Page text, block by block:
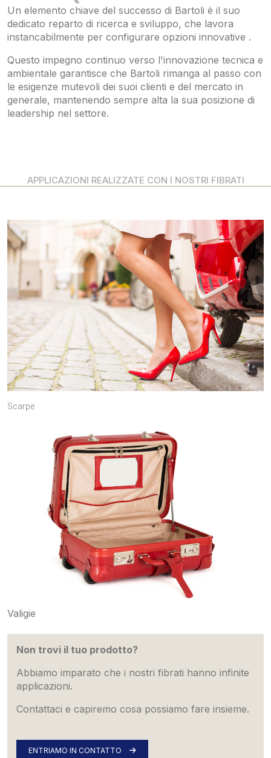
Un elemento chiave del successo di Bartoli è il suo
dedicato reparto di ricerca e sviluppo, che lavora
instancabilmente per configurare opzioni innovative .
Questo impegno continuo verso l'innovazione tecnica e
ambientale garantisce che Bartoli rimanga al passo con
le esigenze mutevoli dei suoi clienti e del mercato in
generale, mantenendo sempre alta la sua posizione di
leadership nel settore.
APPLICAZIONI REALIZZATE CON I NOSTRI FIBRATI
Scarpe
Valigie
Non trovi il tuo prodotto?
Abbiamo imparato che i nostri fibrati hanno infinite
applicazioni.
Contattaci e capiremo cosa possiamo fare insieme.
ENTRIAMO IN CONTATTO